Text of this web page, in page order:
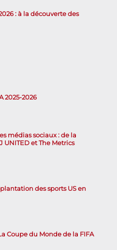
: à la découverte des
2025-2026
médias sociaux : de la
UNITED et The Metrics
des sports US en
Coupe du Monde de la FIFA